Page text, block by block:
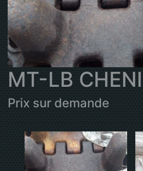
MT-LB
Prix sur demande